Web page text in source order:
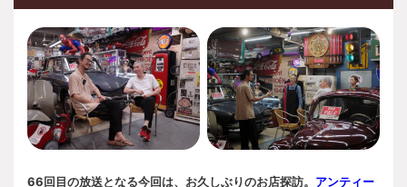
66回目の放送となる今回は、お久しぶりのお店探訪。 アンティー